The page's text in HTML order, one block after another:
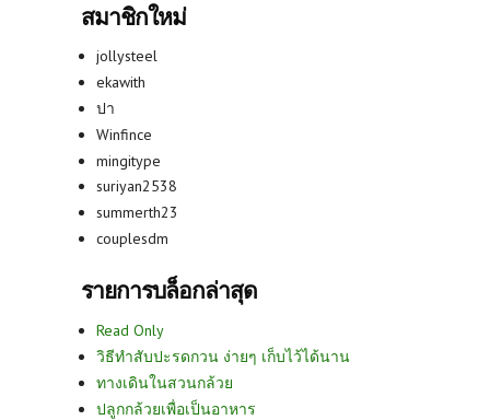
สมาชิกใหม่
jollysteel
ekawith
ปา
Winfince
mingitype
suriyan2538
summerth23
couplesdm
รายการบล็อกล่าสุด
Read Only
วิธีทำสับปะรดกวน ง่ายๆ เก็บไว้ได้นาน
ทางเดินในสวนกล้วย
ปลูกกล้วยเพื่อเป็นอาหาร